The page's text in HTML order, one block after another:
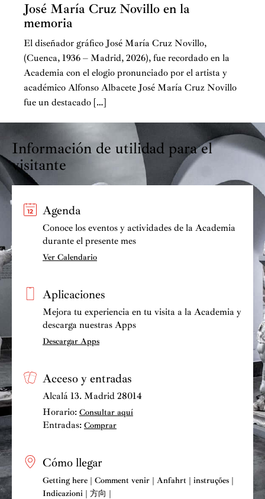
José María Cruz Novillo en la
memoria
El diseñador gráfico José María Cruz Novillo,
(Cuenca, 1936 – Madrid, 2026), fue recordado en la
Academia con el elogio pronunciado por el artista y
académico Alfonso Albacete José María Cruz Novillo
fue un destacado […]
Información de utilidad para el
visitante
Agenda
Conoce los eventos y actividades de la Academia
durante el presente mes
Ver Calendario
Aplicaciones
Mejora tu experiencia en tu visita a la Academia y
descarga nuestras Apps
Descargar Apps
Acceso y entradas
Alcalá 13. Madrid 28014
Horario: Consultar aquí
Entradas: Comprar
Cómo llegar
Getting here | Comment venir | Anfahrt | instruções |
Indicazioni | 方向 |